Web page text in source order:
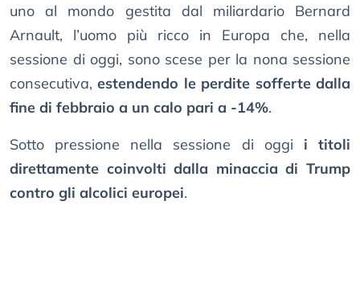
uno al mondo gestita dal miliardario Bernard
Arnault, l’uomo più ricco in Europa che, nella
sessione di oggi, sono scese per la nona sessione
consecutiva,estendendo le perdite sofferte dalla
fine di febbraio a un calo pari a -14%.
Sotto pressione nella sessione di oggi i titoli
direttamente coinvolti dalla minaccia di Trump
contro gli alcolici europei.